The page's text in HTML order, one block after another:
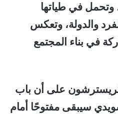
وتحمل في طياتها
والدولة، وتعكس
في بناء المجتمع
على أن باب
سيبقى مفتوحًا أمام